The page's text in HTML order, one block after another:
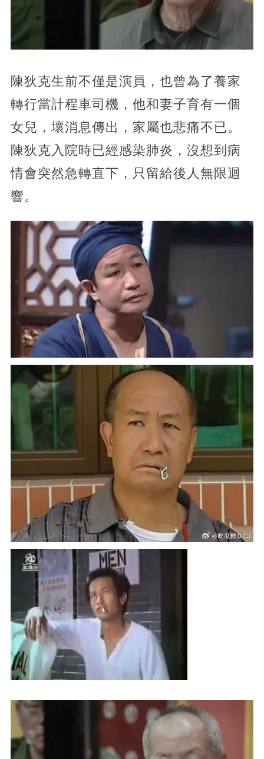
陳狄克生前不僅是演員，也曾為了養家
轉行當計程車司機，他和妻子育有一個
女兒，壞消息傳出，家屬也悲痛不已。
陳狄克入院時已經感染肺炎，沒想到病
情會突然急轉直下，只留給後人無限迴
響。